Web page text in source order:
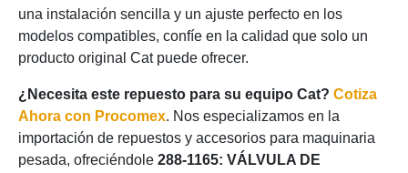
una instalación sencilla y un ajuste perfecto en los
modelos compatibles, confíe en la calidad que solo un
producto original Cat puede ofrecer.
¿Necesita este repuesto para su equipo Cat? Cotiza
Ahora con Procomex. Nos especializamos en la
importación de repuestos y accesorios para maquinaria
pesada, ofreciéndole 288-1165: VÁLVULA DE